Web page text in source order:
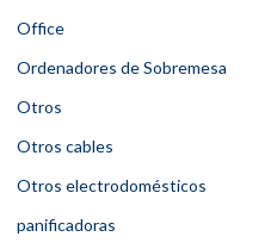
Office
Ordenadores de Sobremesa
Otros
Otros cables
Otros electrodomésticos
panificadoras